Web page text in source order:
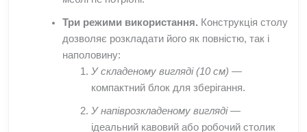
Три режими використання. Конструкція столу
дозволяє розкладати його як повністю, так і
наполовину:
У складеному вигляді (10 см) —
компактний блок для зберігання.
У напіврозкладеному вигляді—
ідеальний кавовий або робочий столик